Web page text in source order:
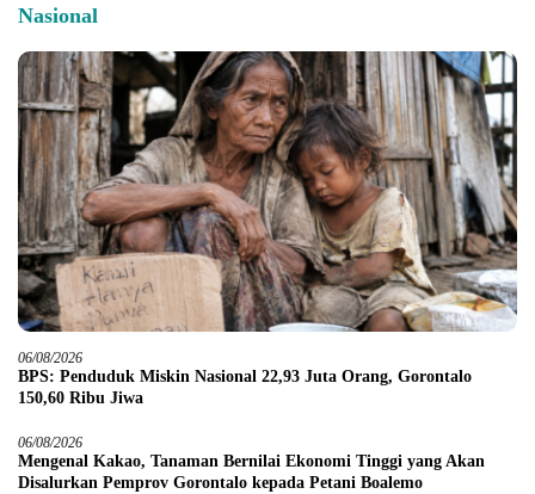
Nasional
06/08/2026
BPS: Penduduk Miskin Nasional 22,93 Juta Orang, Gorontalo
150,60 Ribu Jiwa
06/08/2026
Mengenal Kakao, Tanaman Bernilai Ekonomi Tinggi yang Akan
Disalurkan Pemprov Gorontalo kepada Petani Boalemo